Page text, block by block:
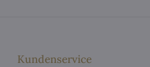
Kundenservice